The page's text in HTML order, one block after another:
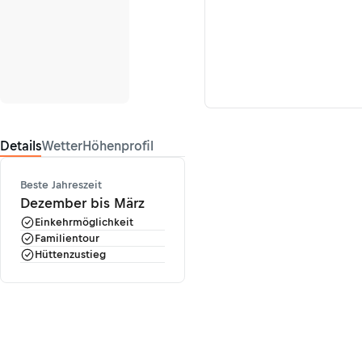
DetailsWetterHöhenprofil
Beste Jahreszeit
Dezember bis März
Einkehrmöglichkeit
Familientour
Hüttenzustieg